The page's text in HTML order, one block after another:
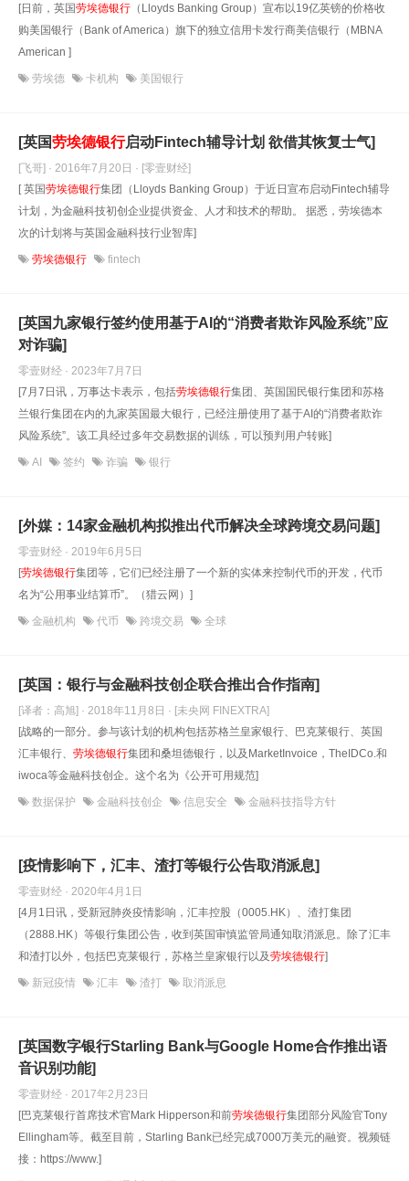
[日前，英国劳埃德银行 （Lloyds Banking Group）宣布以19亿英镑的价格收
购美国银行（Bank of America）旗下的独立信用卡发行商美信银行（MBNA
American ]
劳埃德 卡机构 美国银行
[英国劳埃德银行启动Fintech辅导计划 欲借其恢复士气]
[飞哥] · 2016年7月20日 · [零壹财经]
[ 英国劳埃德银行集团（Lloyds Banking Group）于近日宣布启动Fintech辅导
计划，为金融科技初创企业提供资金、人才和技术的帮助。 据悉，劳埃德本
次的计划将与英国金融科技行业智库]
劳埃德银行 fintech
[英国九家银行签约使用基于AI的“消费者欺诈风险系统”应
对诈骗]
零壹财经 · 2023年7月7日
[7月7日讯，万事达卡表示，包括劳埃德银行集团、英国国民银行集团和苏格
兰银行集团在内的九家英国最大银行，已经注册使用了基于AI的“消费者欺诈
风险系统”。该工具经过多年交易数据的训练，可以预判用户转账]
AI 签约 诈骗 银行
[外媒：14家金融机构拟推出代币解决全球跨境交易问题]
零壹财经 · 2019年6月5日
[劳埃德银行集团等，它们已经注册了一个新的实体来控制代币的开发，代币
名为“公用事业结算币”。（猎云网）]
金融机构 代币 跨境交易 全球
[英国：银行与金融科技创企联合推出合作指南]
[译者：高旭] · 2018年11月8日 · [未央网 FINEXTRA]
[战略的一部分。参与该计划的机构包括苏格兰皇家银行、巴克莱银行、英国
汇丰银行、 劳埃德银行集团和桑坦德银行，以及MarketInvoice，TheIDCo.和
iwoca等金融科技创企。这个名为《公开可用规范]
数据保护 金融科技创企 信息安全 金融科技指导方针
[疫情影响下，汇丰、渣打等银行公告取消派息]
零壹财经 · 2020年4月1日
[4月1日讯，受新冠肺炎疫情影响，汇丰控股（0005.HK）、渣打集团
（2888.HK）等银行集团公告，收到英国审慎监管局通知取消派息。除了汇丰
和渣打以外，包括巴克莱银行，苏格兰皇家银行以及劳埃德银行]
新冠疫情 汇丰 渣打 取消派息
[英国数字银行Starling Bank与Google Home合作推出语
音识别功能]
零壹财经 · 2017年2月23日
[巴克莱银行首席技术官Mark Hipperson和前劳埃德银行集团部分风险官Tony
Ellingham等。截至目前，Starling Bank已经完成7000万美元的融资。视频链
接：https://www.]